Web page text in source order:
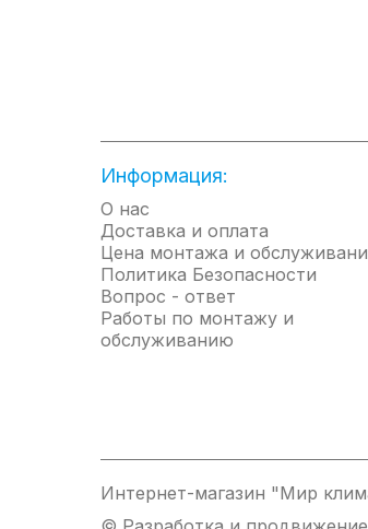
Информация:
О нас
Доставка и оплата
Цена монтажа и
Политика Безопасности
Вопрос - ответ
Работы по монтажу и
обслуживанию
Интернет-магазин "Мир